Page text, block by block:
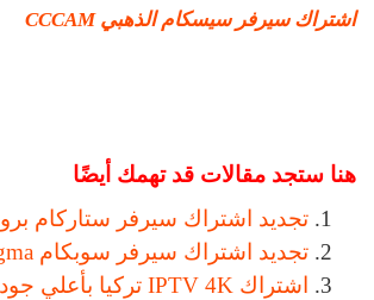
اشتراك سيرفر سيسكام الذهبي CCCAM
هنا ستجد مقالات قد تهمك أيضًا
تجديد اشتراك سيرفر ستاركام برو Starcam Pro
تجديد اشتراك سيرفر سوبكام Supcam Enigma
اشتراك IPTV 4K تركيا بأعلي جودة